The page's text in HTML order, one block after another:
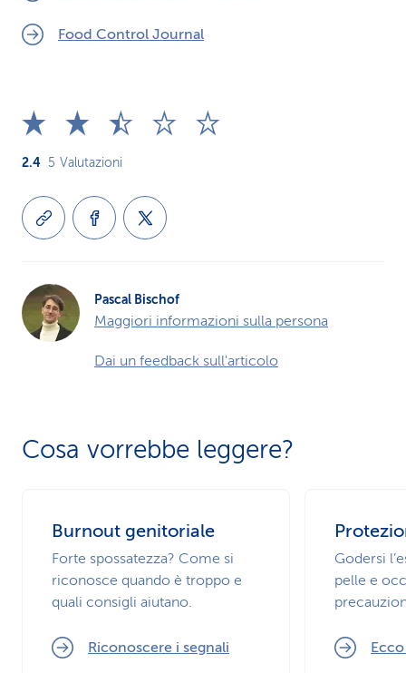
Food Control Journal
2.4 5 Valutazioni
Pascal Bischof
Maggiori informazioni sulla persona
Dai un feedback sull'articolo
Cosa vorrebbe leggere?
Burnout genitoriale
Forte spossatezza? Come si
riconosce quando è troppo e
quali consigli aiutano.
Riconoscere i segnali
Godersi
pelle e